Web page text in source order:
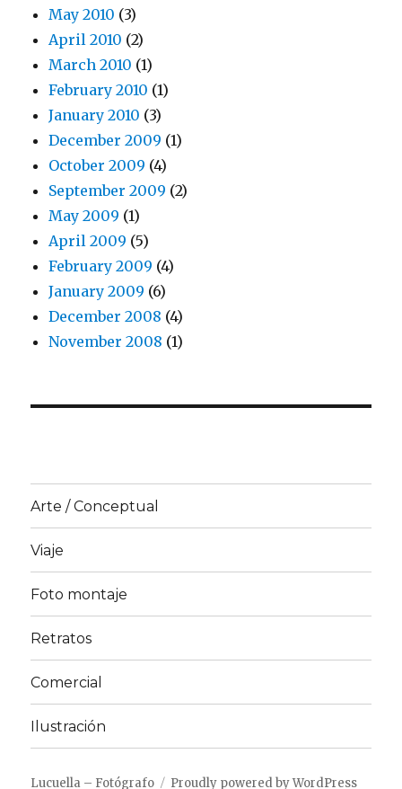
May 2010 (3)
April 2010 (2)
March 2010 (1)
February 2010 (1)
January 2010 (3)
December 2009 (1)
October 2009 (4)
September 2009 (2)
May 2009 (1)
April 2009 (5)
February 2009 (4)
January 2009 (6)
December 2008 (4)
November 2008 (1)
Arte / Conceptual
Viaje
Foto montaje
Retratos
Comercial
Ilustración
Lucuella – Fotógrafo Proudly powered by WordPress